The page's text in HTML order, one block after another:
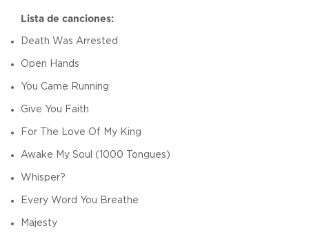
Lista de canciones:
Death Was Arrested
Open Hands
You Came Running
Give You Faith
For The Love Of My King
Awake My Soul (1000 Tongues)
Whisper?
Every Word You Breathe
Majesty